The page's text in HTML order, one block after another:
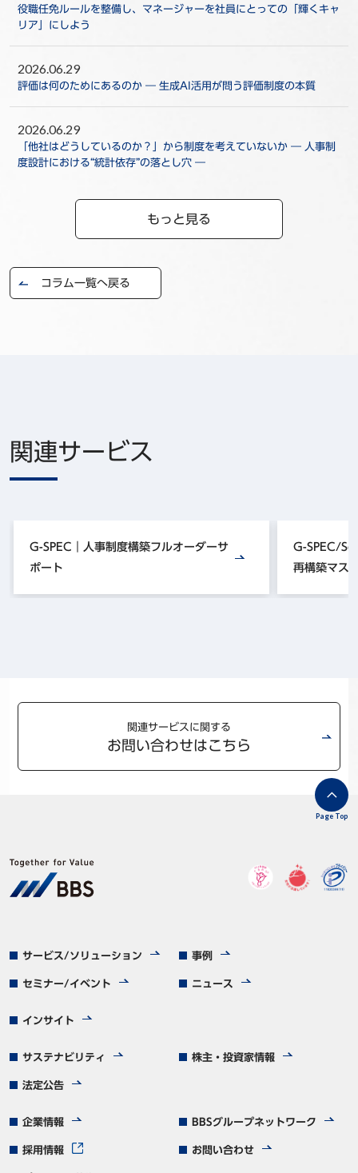
役職任免ルールを整備し、マネージャーを社員にとっての「輝くキャ
リア」にしよう
2026.06.29
評価は何のためにあるのか ― 生成AI活用が問う評価制度の本質
2026.06.29
「他社はどうしているのか？」から制度を考えていないか ― 人事制
度設計における“統計依存”の落とし穴 ―
もっと見る
コラム一覧へ戻る
関連サービス
G-SPEC｜人事制度構築フルオーダーサ
ポート
G-SPEC/
再構築マス
関連サービスに関する
お問い合わせはこちら
サービス/ソリューション 事例
セミナー/イベント ニュース
インサイト
サステナビリティ 株主・投資家情報
法定公告
企業情報 BBSグループネットワーク
採用情報 お問い合わせ
Page Top